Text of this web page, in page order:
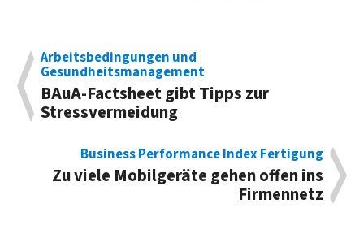
Arbeitsbedingungen und
Gesundheitsmanagement
BAuA-Factsheet gibt Tipps zur
Stressvermeidung
Business Performance Index Fertigung
Zu viele Mobilgeräte gehen offen ins
Firmennetz